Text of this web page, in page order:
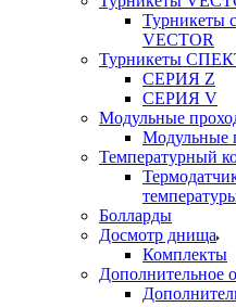
Турникеты
VECTOR
Турникеты
СЕРИЯ Z
СЕРИЯ V
Модульные
Модульные
Температурный
Болларды
Досмотр днища
Комплекты
Дополнительное